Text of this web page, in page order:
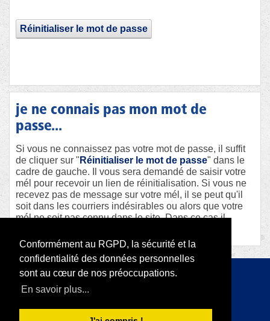
Conformément au RGPD, la sécurité et la
confidentialité des données personnelles
sont au cœur de nos préoccupations.
En savoir plus...
Réinitialiser le mot de passe
je ne connais pas mon mot de
passe...
Si vous ne connaissez pas votre mot de passe, il suffit
de cliquer sur " Réinitialiser le mot de passe" dans le
cadre de gauche. Il vous sera demandé de saisir votre
mél pour recevoir un lien de réinitialisation. Si vous ne
recevez pas de message sur votre mél, il se peut qu'il
soit dans les courriers indésirables ou alors que votre
mél ne soit pas connu dans le site. Dans ce cas il
Copyright 2026 par RODI Platform
|